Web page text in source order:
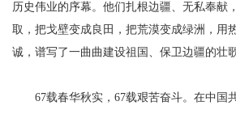
历史伟业的序幕。他们扎根边疆、无私奉献
取，把戈壁变成良田，把荒漠变成绿洲，用
诚，谱写了一曲曲建设祖国、保卫边疆的壮歌
67载春华秋实，67载艰苦奋斗。在中国